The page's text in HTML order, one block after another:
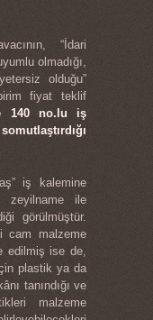
“İdari
olmadığı,
olduğu”
fiyat teklif
140 no.lu iş
iş kalemine
zeyilname ile
görülmüştür.
cam malzeme
edilmiş ise de,
plastik ya da
tanındığı ve
malzeme